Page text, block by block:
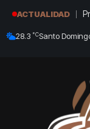
ACTUALIDAD
28.3 °CSanto